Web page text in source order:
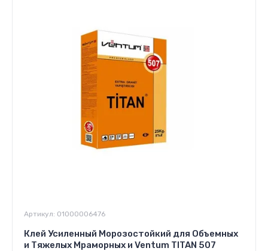
Артикул: 01000006476
Клей Усиленный Морозостойкий для Объемных
и Тяжелых Мраморных и Ventum TITAN 507